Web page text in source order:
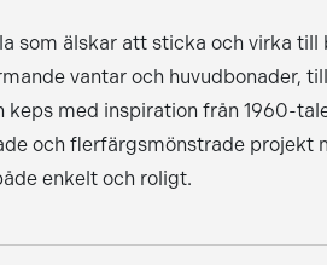
som älskar att sticka och virka
vantar och huvudbonader,
keps med inspiration från 1960-
och flerfärgsmönstrade
enkelt och roligt.